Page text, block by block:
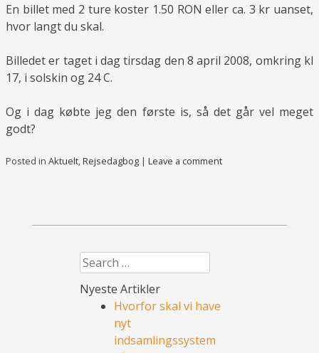
En billet med 2 ture koster 1.50 RON eller ca. 3 kr uanset,
hvor langt du skal.
Billedet er taget i dag tirsdag den 8 april 2008, omkring kl
17, i solskin og 24 C.
Og i dag købte jeg den første is, så det går vel meget
godt?
Posted in Aktuelt,Rejsedagbog | Leave a comment
Search
Nyeste Artikler
Hvorfor skal vi have
nyt
indsamlingssystem